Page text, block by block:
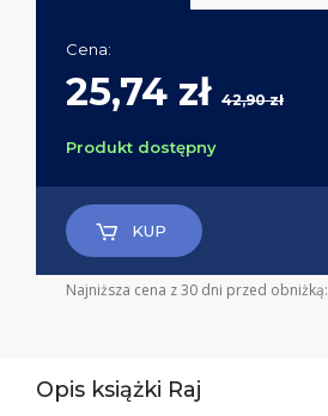
Cena:
25,74 zł 42,90 zł
Produkt dostępny
KUP
Najniższa cena z 30 dni przed obniżką:
Opis książki Raj